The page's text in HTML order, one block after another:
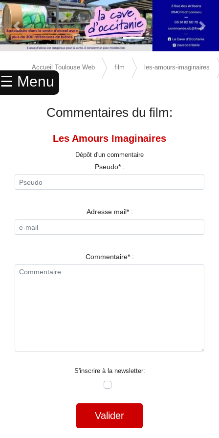
☰ Menu
× ACCUEIL
ANNUAIRE
SPORTS
RESTAURANTS
NUIT
Previous Slide Next
Accueil Toulouse Web film les-amours-imaginaires
avis
Commentaires du film:
Les Amours Imaginaires
Dépôt d'un commentaire
Pseudo* :
Adresse mail* :
Commentaire* :
S'inscrire à la newsletter:
Valider